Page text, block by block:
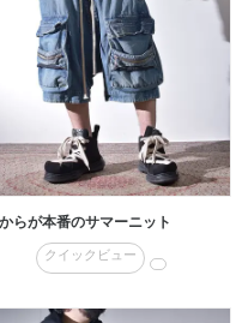
らが本番のサマーニット
クイックビュー